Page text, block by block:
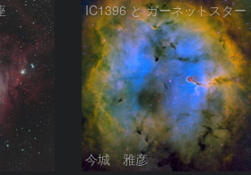
IC1396 と ガーネットスター
今城 雅彦